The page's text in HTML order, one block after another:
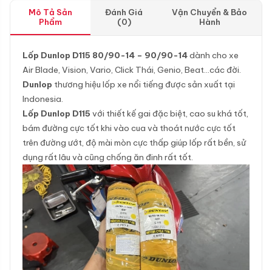
Mô Tả Sản
Phẩm
Đánh Giá
(0)
Vận Chuyển & Bảo
Hành
Lốp Dunlop D115 80/90-14 – 90/90-14dành cho xe
Air Blade, Vision, Vario, Click Thái, Genio, Beat…các đời.
Dunlop thương hiệu lốp xe nổi tiếng được sản xuất tại
Indonesia.
Lốp Dunlop D115 với thiết kế gai đặc biệt, cao su khá tốt,
bám đường cực tốt khi vào cua và thoát nước cực tốt
trên đường ướt, độ mài mòn cực thấp giúp lốp rất bền, sử
dụng rất lâu và cũng chống ăn đinh rất tốt.